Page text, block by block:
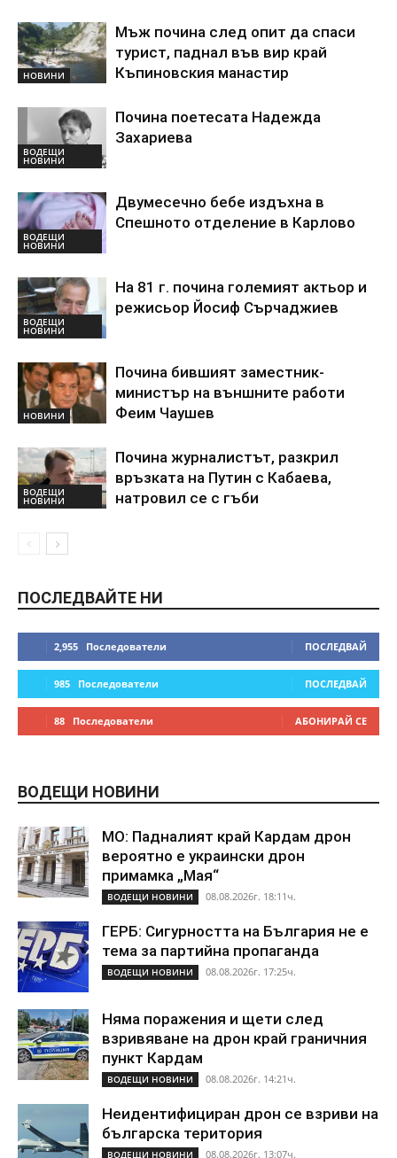
НОВИНИ
Мъж почина след опит да спаси
турист, паднал във вир край
Къпиновския манастир
ВОДЕЩИ
НОВИНИ
Почина поетесата Надежда
Захариева
ВОДЕЩИ
НОВИНИ
Двумесечно бебе издъхна в
Спешното отделение в Карлово
ВОДЕЩИ
НОВИНИ
На 81 г. почина големият актьор и
режисьор Йосиф Сърчаджиев
НОВИНИ
Почина бившият заместник-
министър на външните работи
Феим Чаушев
ВОДЕЩИ
НОВИНИ
Почина журналистът, разкрил
връзката на Путин с Кабаева,
натровил се с гъби
ПОСЛЕДВАЙТЕ НИ
2,955 Последователи ПОСЛЕДВАЙ
985 Последователи ПОСЛЕДВАЙ
88 Последователи АБОНИРАЙ СЕ
ВОДЕЩИ НОВИНИ
МО: Падналият край Кардам дрон
вероятно е украински дрон
примамка „Мая“
ВОДЕЩИ НОВИНИ 08.08.2026г. 18:11ч.
ГЕРБ: Сигурността на България не е
тема за партийна пропаганда
ВОДЕЩИ НОВИНИ 08.08.2026г. 17:25ч.
Няма поражения и щети след
взривяване на дрон край граничния
пункт Кардам
ВОДЕЩИ НОВИНИ 08.08.2026г. 14:21ч.
Неидентифициран дрон се взриви на
българска територия
ВОДЕЩИ НОВИНИ 08.08.2026г. 13:07ч.